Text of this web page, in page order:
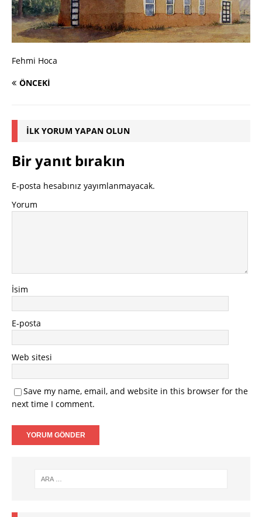
Fehmi Hoca
ÖNCEKI
İLK YORUM YAPAN OLUN
Bir yanıt bırakın
E-posta hesabınız yayımlanmayacak.
Yorum
İsim
E-posta
Web sitesi
Save my name, email, and website in this browser for the
next time I comment.